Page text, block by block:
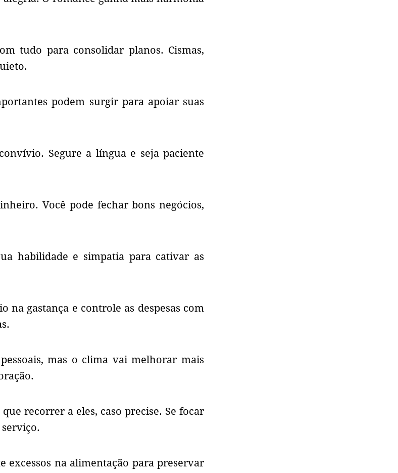
tudo para consolidar planos. Cismas,
podem surgir para apoiar suas
Segure a língua e seja paciente
Você pode fechar bons negócios,
habilidade e simpatia para cativar as
na gastança e controle as despesas com
mas o clima vai melhorar mais
recorrer a eles, caso precise. Se focar
excessos na alimentação para preservar